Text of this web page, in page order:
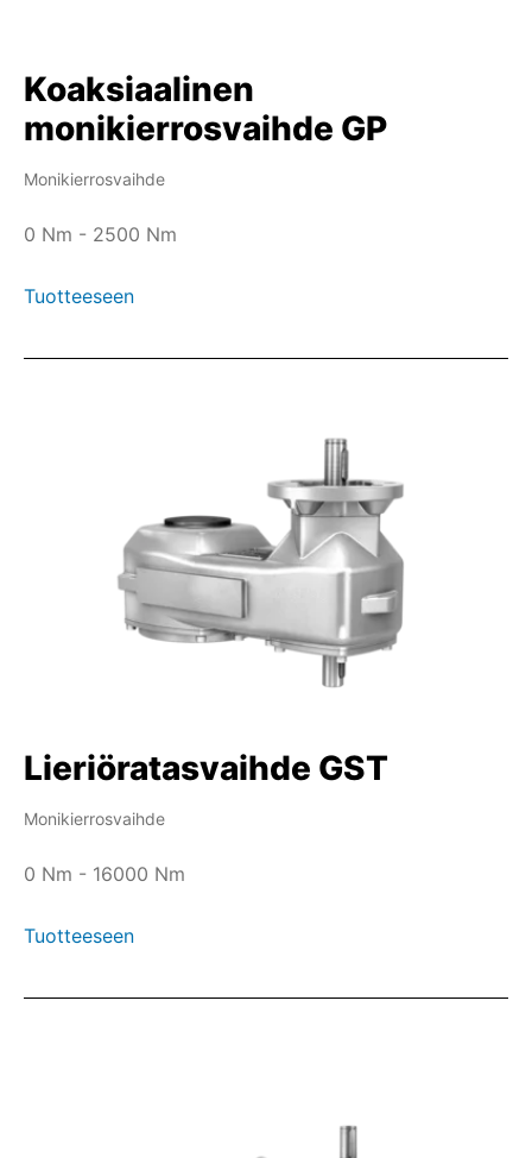
Koaksiaalinen
monikierrosvaihde GP
Monikierrosvaihde
0 Nm - 2500 Nm
Tuotteeseen
Lieriöratasvaihde GST
Monikierrosvaihde
0 Nm - 16000 Nm
Tuotteeseen